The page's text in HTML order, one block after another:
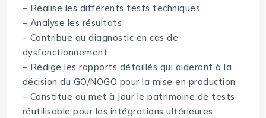
– Réalise les différents tests techniques
– Analyse les résultats
– Contribue au diagnostic en cas de
dysfonctionnement
– Rédige les rapports détaillés qui aideront à la
décision du GO/NOGO pour la mise en production
– Constitue ou met à jour le patrimoine de tests
réutilisable pour les intégrations ultérieures